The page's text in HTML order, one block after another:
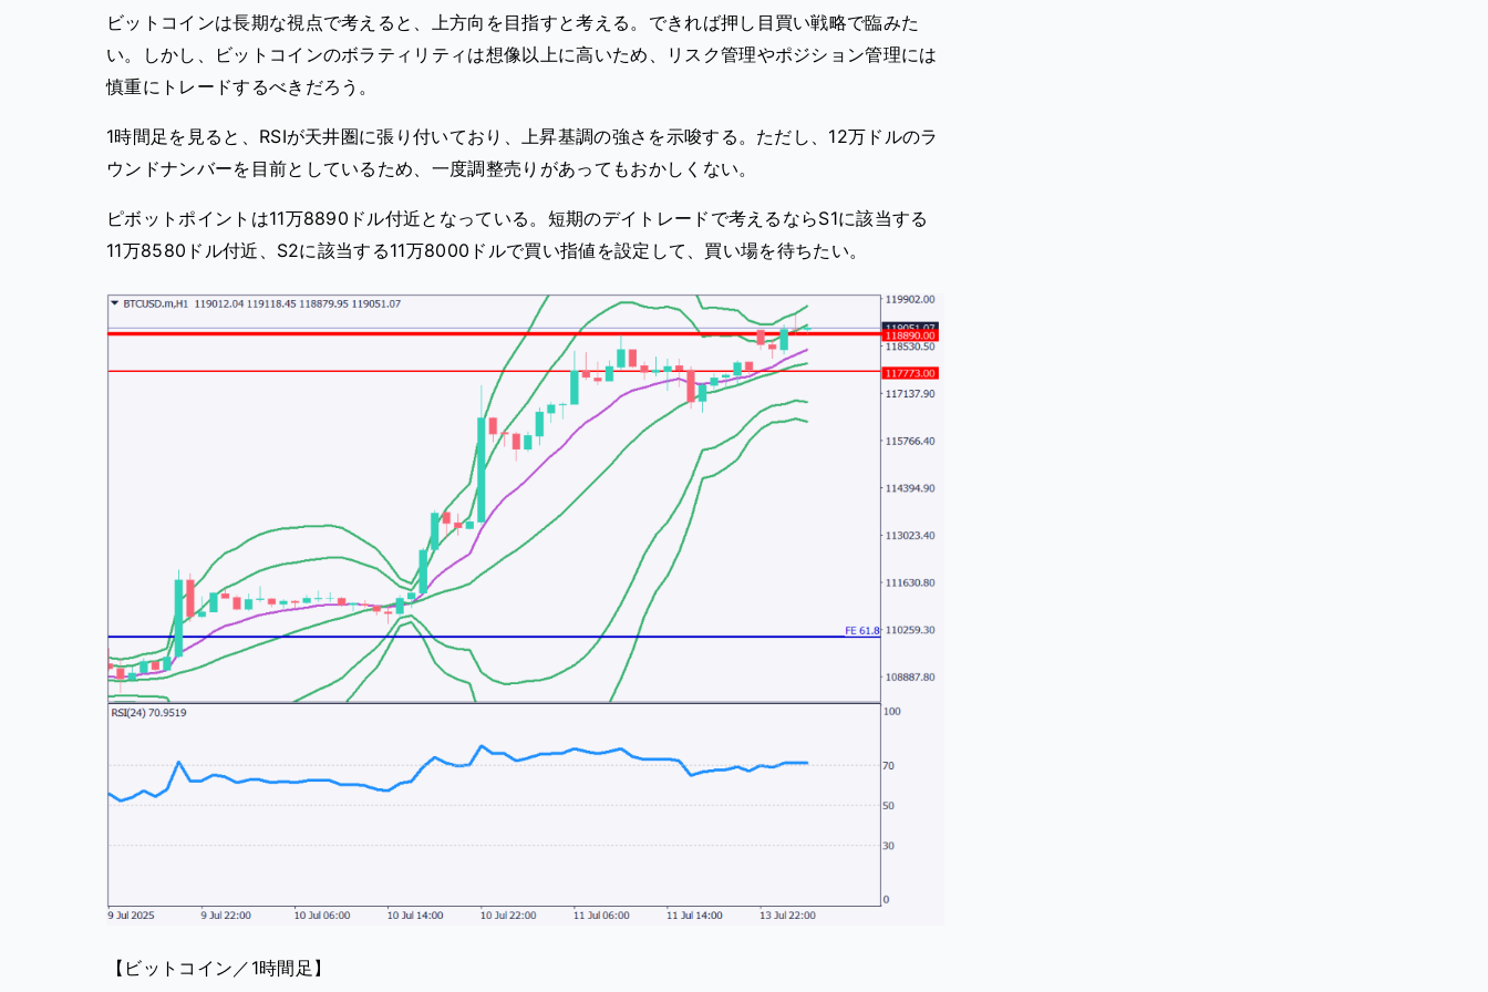
ビットコインは長期な視点で考えると、上方向を目指すと考える。できれば押し目買い戦略で臨みた
い。しかし、ビットコインのボラティリティは想像以上に高いため、リスク管理やポジション管理には
慎重にトレードするべきだろう。
1時間足を見ると、RSIが天井圏に張り付いており、上昇基調の強さを示唆する。ただし、12万ドルのラ
ウンドナンバーを目前としているため、一度調整売りがあってもおかしくない。
ピボットポイントは11万8890ドル付近となっている。短期のデイトレードで考えるならS1に該当する
11万8580ドル付近、S2に該当する11万8000ドルで買い指値を設定して、買い場を待ちたい。
【ビットコイン／1時間足】